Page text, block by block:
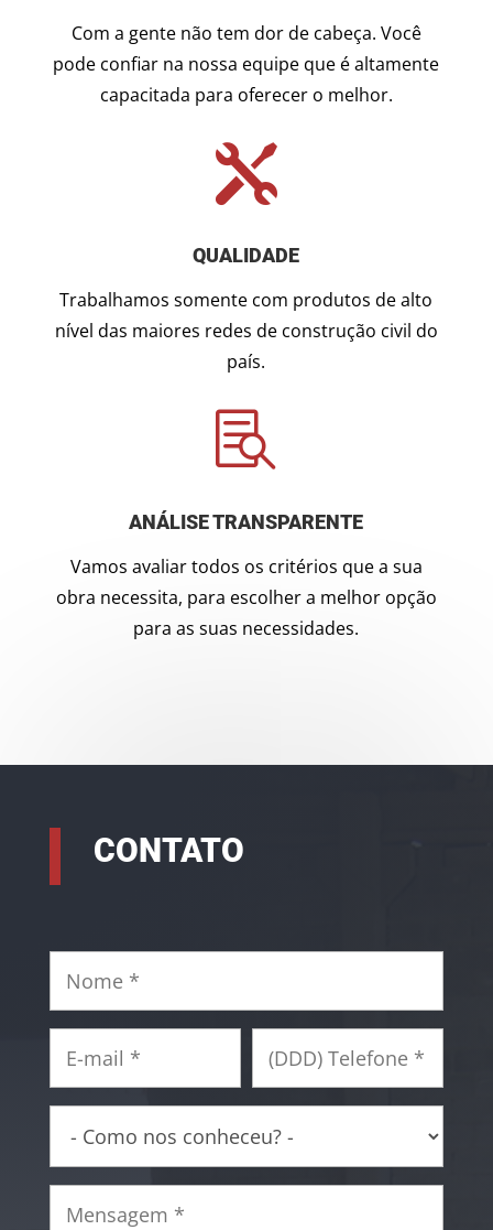
Com a gente não tem dor de cabeça. Você
pode confiar na nossa equipe que é altamente
capacitada para oferecer o melhor.

QUALIDADE
Trabalhamos somente com produtos de alto
nível das maiores redes de construção civil do
país.

ANÁLISE TRANSPARENTE
Vamos avaliar todos os critérios que a sua
obra necessita, para escolher a melhor opção
para as suas necessidades.
CONTATO